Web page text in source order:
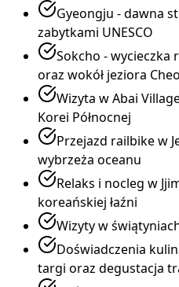
Gyeongju - dawna
zabytkami UNESCO
Sokcho - wycieczka
oraz wokół jeziora
Wizyta w Abai
Korei Północnej
Przejazd railbike w
wybrzeża oceanu
Relaks i nocleg w
koreańskiej łaźni
Wizyty w
Doświadczenia
targi oraz degustacja